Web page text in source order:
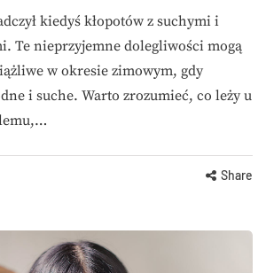
kiedyś kłopotów z suchymi i
Te nieprzyjemne dolegliwości mogą
w okresie zimowym, gdy
i suche. Warto zrozumieć, co leży u
Share